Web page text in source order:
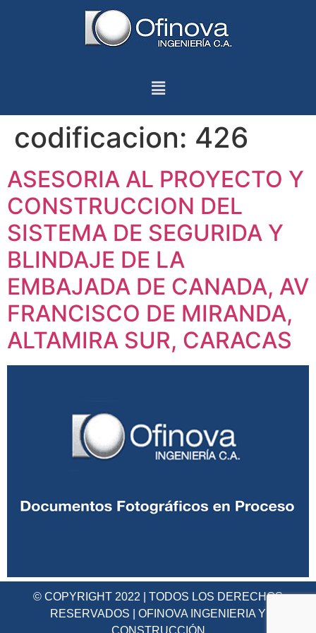
codificacion: 426
ASESORIA AL PROYECTO Y
CONSTRUCCION DEL
SISTEMA DE SEGURIDA Y
BLINDAJE DE LA
EMBAJADA DE CANADA, AV
FRANCISCO DE MIRANDA,
ALTAMIRA SUR, CARACAS
© COPYRIGHT 2022 | TODOS LOS DERECHOS
RESERVADOS | OFINOVA INGENIERIA Y